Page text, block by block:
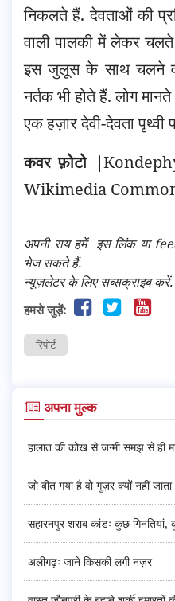
निकलते हैं. देवताओं की
वाली पालकी में लेकर
इस जुलूस के साथ चलने
नर्तक भी होते हैं. लोग
एक हज़ार देवी-देवता पृथ्वी
कवर फ़ोटो |
Wikimedia
अपनी राय हमें इस लिंक या
भेज सकते हैं.
न्यूज़लेटर के लिए सब्सक्राइब करें.
हमसे जुड़ें:
रिपोर्ट
अपना मुल्क
हालात की कोख से जन्मी समझ से ही
जो बीत गया है वो गुज़र क्यों नहीं जाता
सहारनपुर शराब कांडः कुछ
अलीगढ़ः जाने किसकी लगी नज़र